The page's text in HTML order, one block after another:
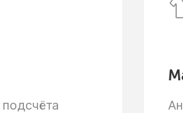
подсчёта